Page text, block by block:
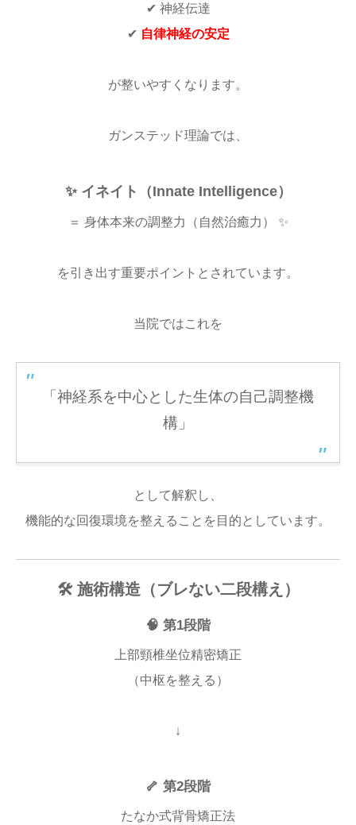
✔ 神経伝達
✔ 自律神経の安定
が整いやすくなります。
ガンステッド理論では、
✨ イネイト（Innate Intelligence）
＝ 身体本来の調整力（自然治癒力） ✨
を引き出す重要ポイントとされています。
当院ではこれを
「神経系を中心とした生体の自己調整機
構」
として解釈し、
機能的な回復環境を整えることを目的としています。
🛠 施術構造（ブレない二段構え）
🧠 第1段階
上部頸椎坐位精密矯正
（中枢を整える）
↓
🦴 第2段階
たなか式背骨矯正法